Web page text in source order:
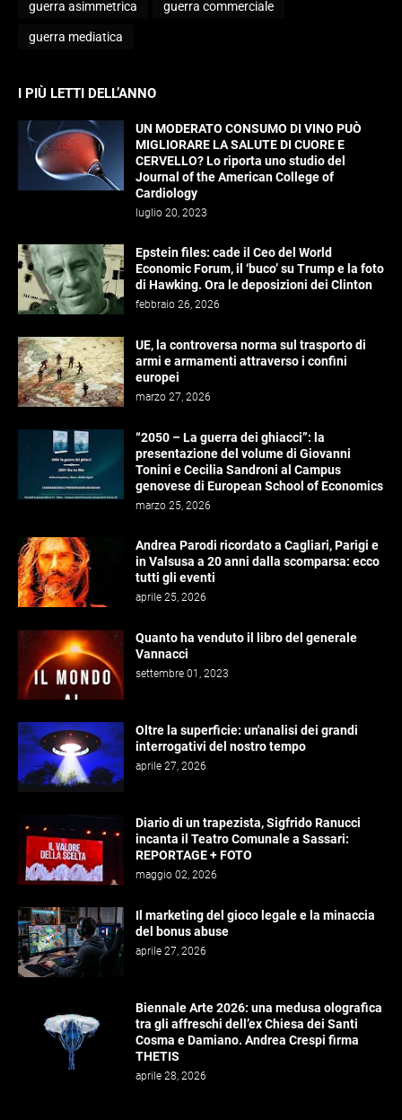
guerra asimmetrica guerra commerciale
guerra mediatica
I PIÙ LETTI DELL’ANNO
UN MODERATO CONSUMO DI VINO PUÒ
MIGLIORARE LA SALUTE DI CUORE E
CERVELLO? Lo riporta uno studio del
Journal of the American College of
Cardiology
luglio 20, 2023
Epstein files: cade il Ceo del World
Economic Forum, il ‘buco’ su Trump e la foto
di Hawking. Ora le deposizioni dei Clinton
febbraio 26, 2026
UE, la controversa norma sul trasporto di
armi e armamenti attraverso i confini
europei
marzo 27, 2026
“2050 – La guerra dei ghiacci”: la
presentazione del volume di Giovanni
Tonini e Cecilia Sandroni al Campus
genovese di European School of Economics
marzo 25, 2026
Andrea Parodi ricordato a Cagliari, Parigi e
in Valsusa a 20 anni dalla scomparsa: ecco
tutti gli eventi
aprile 25, 2026
Quanto ha venduto il libro del generale
Vannacci
settembre 01, 2023
Oltre la superficie: un'analisi dei grandi
interrogativi del nostro tempo
aprile 27, 2026
Diario di un trapezista, Sigfrido Ranucci
incanta il Teatro Comunale a Sassari:
REPORTAGE + FOTO
maggio 02, 2026
Il marketing del gioco legale e la minaccia
del bonus abuse
aprile 27, 2026
Biennale Arte 2026: una medusa olografica
tra gli affreschi dell’ex Chiesa dei Santi
Cosma e Damiano. Andrea Crespi firma
THETIS
aprile 28, 2026